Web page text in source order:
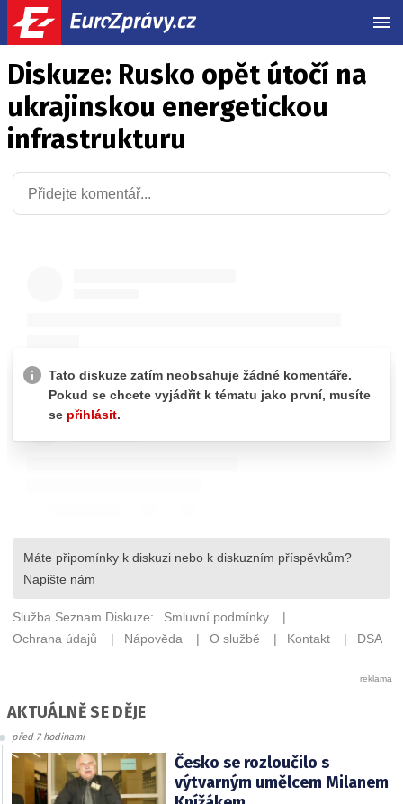
Diskuze: Rusko opět útočí na
ukrajinskou energetickou
infrastrukturu
AKTUÁLNĚ SE DĚJE
před 7 hodinami
Česko se rozloučilo s
výtvarným umělcem Milanem